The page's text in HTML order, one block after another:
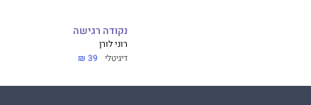
נקודה רגישה
רוני לורן
דיגיטלי 39 ₪